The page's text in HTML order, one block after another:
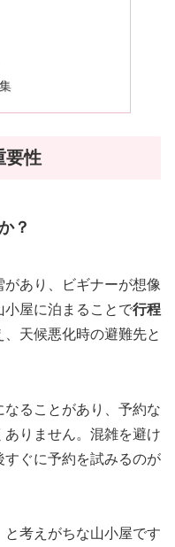
要性
？
あり、ビギナーが想像
小屋に泊まることで行程
、天候悪化時の避難先と
ることがあり、予約な
りません。混雑を避け
すぐに予約を試みるのが
と考えがちな山小屋です